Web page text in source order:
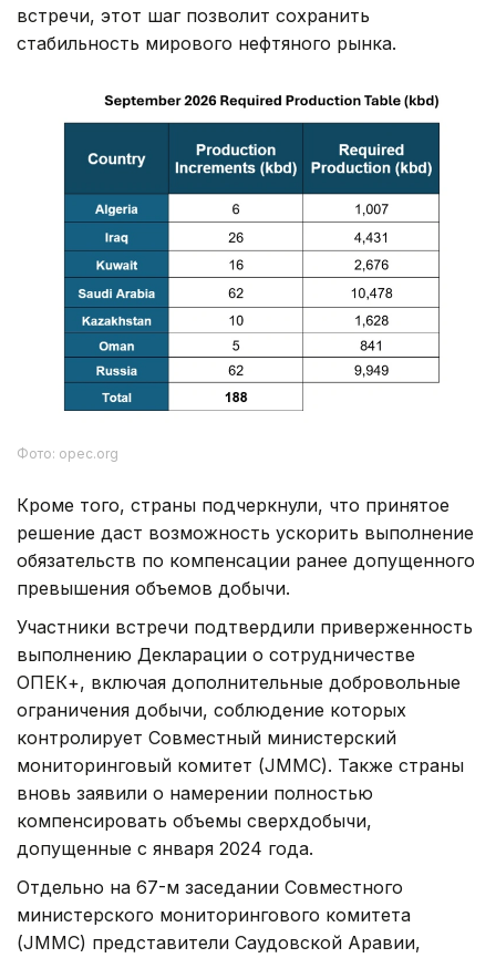
встречи, этот шаг позволит сохранить
стабильность мирового нефтяного рынка.
Фото: opec.org
Кроме того, страны подчеркнули, что принятое
решение даст возможность ускорить выполнение
обязательств по компенсации ранее допущенного
превышения объемов добычи.
Участники встречи подтвердили приверженность
выполнению Декларации о сотрудничестве
ОПЕК+, включая дополнительные добровольные
ограничения добычи, соблюдение которых
контролирует Совместный министерский
мониторинговый комитет (JMMC). Также страны
вновь заявили о намерении полностью
компенсировать объемы сверхдобычи,
допущенные с января 2024 года.
Отдельно на 67-м заседании Совместного
министерского мониторингового комитета
(JMMC) представители Саудовской Аравии,